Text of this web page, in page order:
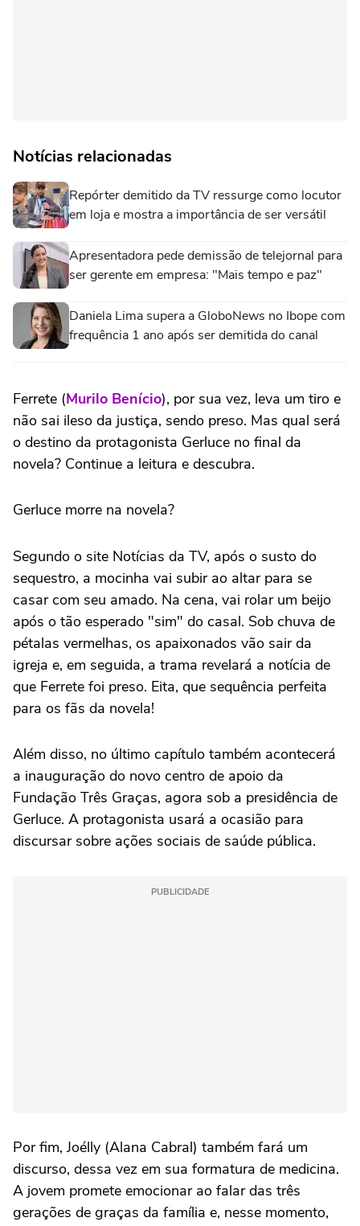
Notícias relacionadas
Repórter demitido da TV ressurge como locutor
em loja e mostra a importância de ser versátil
Apresentadora pede demissão de telejornal para
ser gerente em empresa: "Mais tempo e paz"
Daniela Lima supera a GloboNews no Ibope com
frequência 1 ano após ser demitida do canal
Ferrete (Murilo Benício), por sua vez, leva um tiro e
não sai ileso da justiça, sendo preso. Mas qual será
o destino da protagonista Gerluce no final da
novela? Continue a leitura e descubra.
Gerluce morre na novela?
Segundo o site Notícias da TV, após o susto do
sequestro, a mocinha vai subir ao altar para se
casar com seu amado. Na cena, vai rolar um beijo
após o tão esperado "sim" do casal. Sob chuva de
pétalas vermelhas, os apaixonados vão sair da
igreja e, em seguida, a trama revelará a notícia de
que Ferrete foi preso. Eita, que sequência perfeita
para os fãs da novela!
Além disso, no último capítulo também acontecerá
a inauguração do novo centro de apoio da
Fundação Três Graças, agora sob a presidência de
Gerluce. A protagonista usará a ocasião para
discursar sobre ações sociais de saúde pública.
PUBLICIDADE
Por fim, Joélly (Alana Cabral) também fará um
discurso, dessa vez em sua formatura de medicina.
A jovem promete emocionar ao falar das três
gerações de graças da família e, nesse momento,